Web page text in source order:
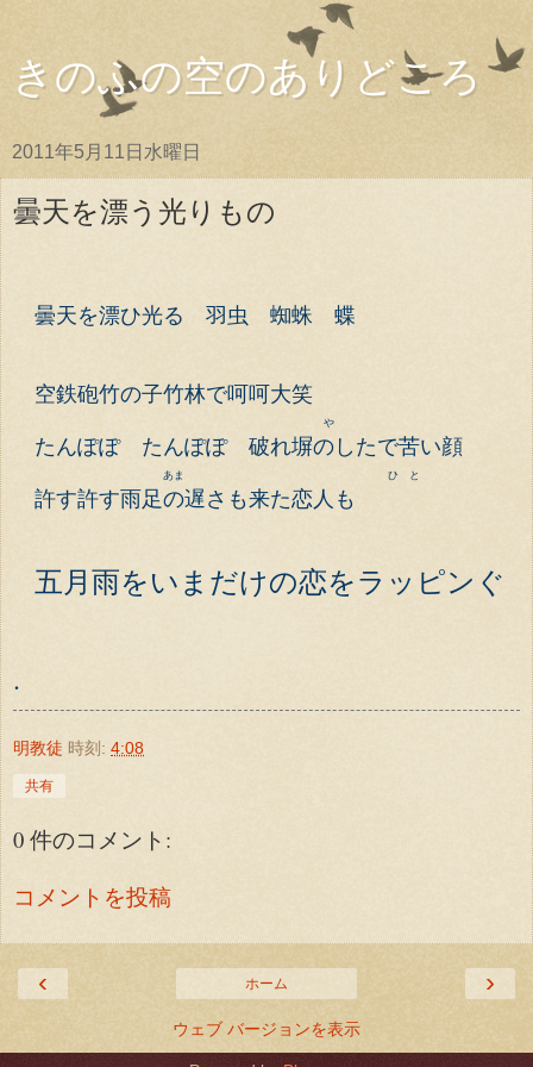
きのふの空のありどころ
2011年5月11日水曜日
曇天を漂う光りもの
曇天を漂ひ光る 羽虫 蜘蛛 蝶
空鉄砲竹の子竹林で呵呵大笑
や
たんぽぽ たんぽぽ 破れ塀のしたで苦い顔
あま ひ と
許す許す雨足の遅さも来た恋人も
五月雨をいまだけの恋をラッピンぐ
.
明教徒 時刻: 4:08
共有
0 件のコメント:
コメントを投稿
‹ ›
ホーム
ウェブ バージョンを表示